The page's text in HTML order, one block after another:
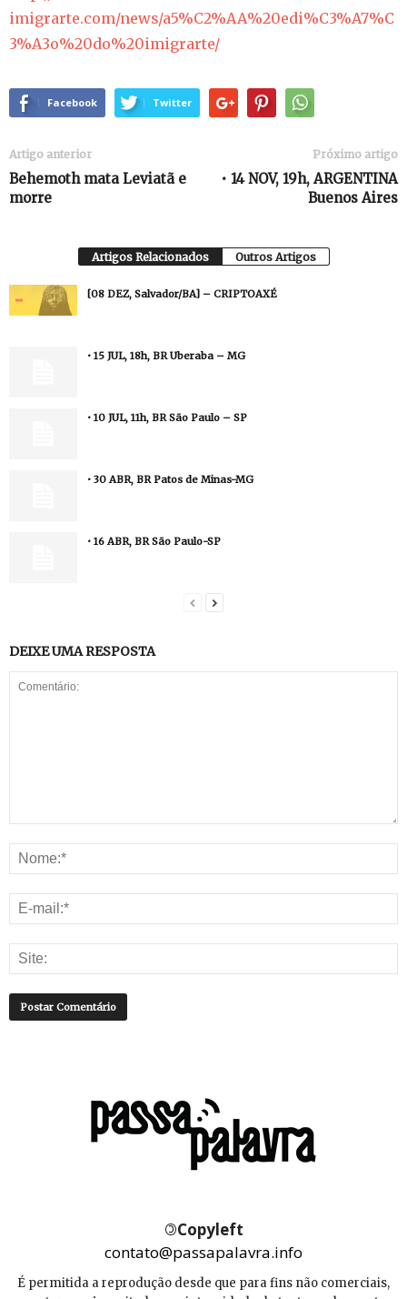
imigrarte.com/news/a5%C2%AA%20edi%C3%A7%C
3%A3o%20do%20imigrarte/
Facebook Twitter
Artigo anterior
Behemoth mata Leviatã e
morre
Próximo artigo
• 14 NOV, 19h, ARGENTINA
Buenos Aires
Artigos Relacionados Outros Artigos
[08 DEZ, Salvador/BA] – CRIPTOAXÉ
• 15 JUL, 18h, BR Uberaba – MG
• 10 JUL, 11h, BR São Paulo – SP
• 30 ABR, BR Patos de Minas-MG
• 16 ABR, BR São Paulo-SP
DEIXE UMA RESPOSTA
©Copyleft
contato@passapalavra.info
É permitida a reprodução desde que para fins não comerciais,